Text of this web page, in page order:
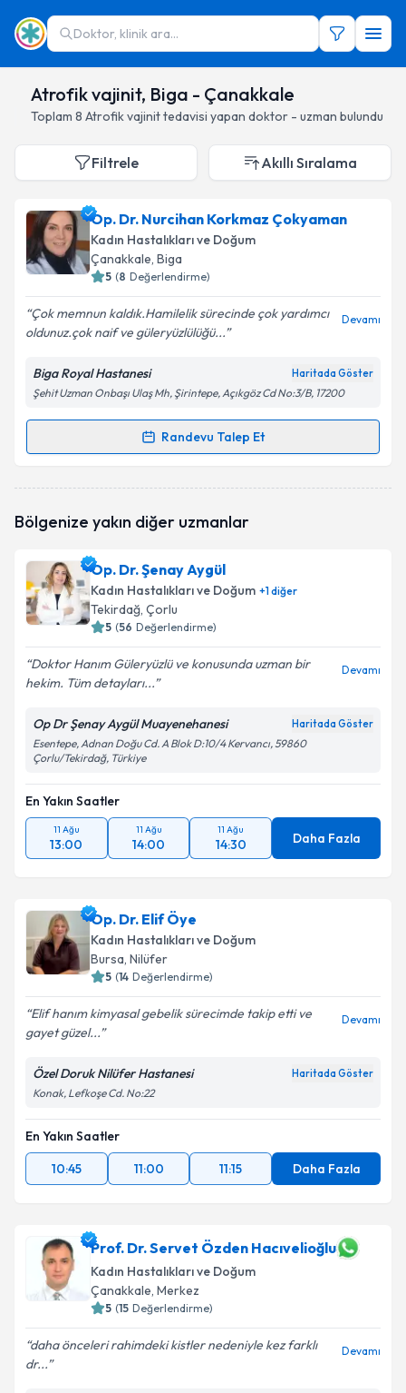
Doktor, klinik ara...
Atrofik vajinit, Biga - Çanakkale
Toplam 8 Atrofik vajinittedavisi yapan doktor - uzman bulundu
Filtrele Akıllı Sıralama
Op. Dr. Nurcihan Korkmaz Çokyaman
Kadın Hastalıkları ve Doğum
Çanakkale, Biga
5 (8 Değerlendirme)
Çok memnun kaldık.Hamilelik sürecinde çok yardımcı
oldunuz.çok naif ve güleryüzlülüğü...
Devamı
Biga Royal Hastanesi Haritada Göster
Şehit Uzman Onbaşı Ulaş Mh, Şirintepe, Açıkgöz Cd No:3/B, 17200
Randevu Talep Et
Randevu Takvimi Talebi
takvimi talebi oluşturun. Size bu uzmandan randevu
bilgilendireceğiz.
E-posta Adresiniz
Kişisel verilerimin işlenmesine ilişkin
kapsamda işlenmesini kabul ediyorum.
Takvim Talebini Gönder
Bölgenize yakın diğer uzmanlar
Op. Dr. Şenay Aygül
Kadın Hastalıkları ve Doğum +1diğer
Tekirdağ, Çorlu
5 (56 Değerlendirme)
Doktor Hanım Güleryüzlü ve konusunda uzman bir
hekim. Tüm detayları...
Devamı
Op Dr Şenay Aygül Muayenehanesi Haritada Göster
Esentepe, Adnan Doğu Cd. A Blok D:10/4 Kervancı, 59860
Çorlu/Tekirdağ, Türkiye
En Yakın Saatler
11 Ağu
13:00
11 Ağu
14:00
11 Ağu
14:30 Daha Fazla
Op. Dr. Elif Öye
Kadın Hastalıkları ve Doğum
Bursa, Nilüfer
5 (14 Değerlendirme)
Elif hanım kimyasal gebelik sürecimde takip etti ve
gayet güzel...
Devamı
Özel Doruk Nilüfer Hastanesi Haritada Göster
Konak, Lefkoşe Cd. No:22
En Yakın Saatler
10:45
11:00 11:15 Daha Fazla
Prof. Dr. Servet Özden Hacıvelioğlu
Kadın Hastalıkları ve Doğum
Çanakkale, Merkez
5 (15 Değerlendirme)
daha önceleri rahimdeki kistler nedeniyle kez farklı
dr...
Devamı